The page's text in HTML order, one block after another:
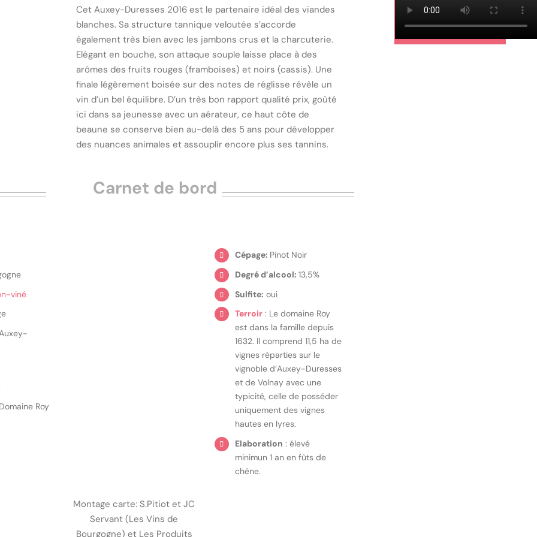
Cet Auxey-Duresses 2016 est le partenaire idéal des viandes
blanches. Sa structure tannique veloutée s’accorde
également très bien avec les jambons crus et la charcuterie.
Elégant en bouche, son attaque souple laisse place à des
arômes des fruits rouges (framboises) et noirs (cassis). Une
finale légèrement boisée sur des notes de réglisse révèle un
vin d’un bel équilibre. D’un très bon rapport qualité prix, goûté
ici dans sa jeunesse avec un aérateur, ce haut côte de
beaune se conserve bien au-delà des 5 ans pour développer
des nuances animales et assouplir encore plus ses tannins.
Carnet de bord
viné
Domaine Roy
Montage carte: S.Pitiot et JC
Servant (Les Vins de
Bourgogne) et Les Produits
Cépage: Pinot Noir
Degré d’alcool: 13,5%
Sulfite: oui
Terroir: Le domaine Roy
est dans la famille depuis
1632. Il comprend 11,5 ha de
vignes réparties sur le
vignoble d’Auxey-Duresses
et de Volnay avec une
typicité, celle de posséder
uniquement des vignes
hautes en lyres.
Elaboration : élevé
minimun 1 an en fûts de
chêne.